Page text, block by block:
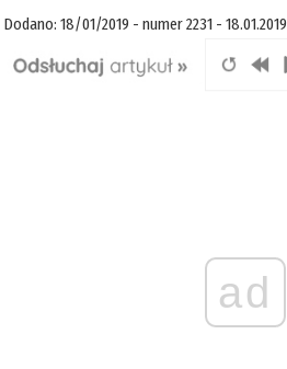
Dodano: 18/01/2019 - numer 2231 - 18.01.2019
ad